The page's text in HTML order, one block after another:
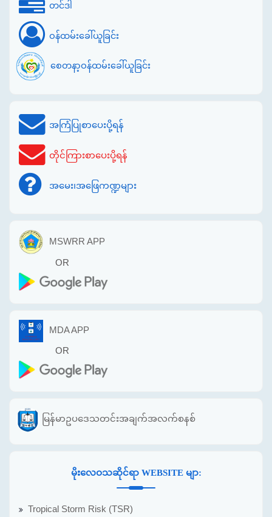
တင်ဒါ
ဝန်ထမ်းခေါ်ယူခြင်း
စေတနာ့ဝန်ထမ်းခေါ်ယူခြင်း
အကြံပြုစာပေးပို့ရန်
တိုင်ကြားစာပေးပို့ရန်
အမေး၊အဖြေကဏ္ဍများ
MSWRR APP
OR
MDA APP
OR
မြန်မာဥပဒေသတင်းအချက်အလက်စနစ်
မိုးလေဝသဆိုင်ရာ WEBSITE မျာ:
Tropical Storm Risk (TSR)